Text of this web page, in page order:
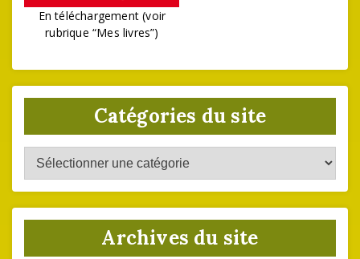
En téléchargement (voir
rubrique “Mes livres”)
Catégories du site
Catégories
du
site
Archives du site